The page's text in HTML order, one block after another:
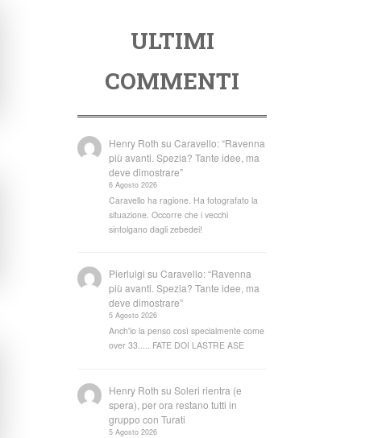
ULTIMI
COMMENTI
Henry Roth suCaravello: “Ravenna
più avanti. Spezia? Tante idee, ma
deve dimostrare”
6 Agosto 2026
Caravello ha ragione. Ha fotografato la
situazione. Occorre che i vecchi
sintolgano dagli zebedei!
Pierluigi suCaravello: “Ravenna
più avanti. Spezia? Tante idee, ma
deve dimostrare”
5 Agosto 2026
Anch'io la penso così specialmente come
over 33..... FATE DOI LASTRE ASE
Henry Roth suSoleri rientra (e
spera), per ora restano tutti in
gruppo con Turati
5 Agosto 2026